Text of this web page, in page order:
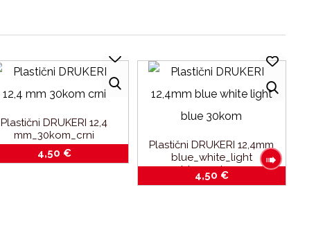
Plastični DRUKERI 12,4
mm_30kom_crni
4,50 €
Plastični DRUKERI 12,4mm
blue_white_light
blue_30kom
4,50 €